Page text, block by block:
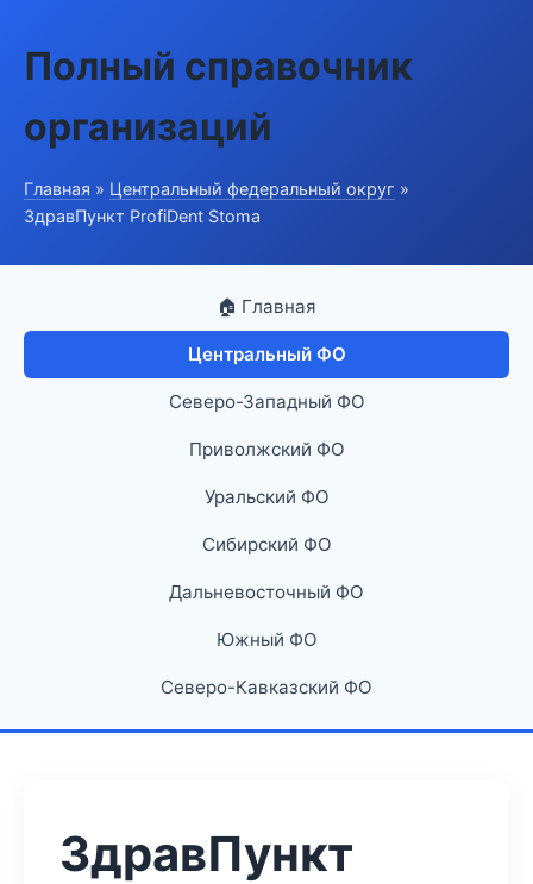
Полный справочник
организаций
Главная » Центральный федеральный округ »
ЗдравПункт ProfiDent Stoma
🏠 Главная
Центральный ФО
Северо-Западный ФО
Приволжский ФО
Уральский ФО
Сибирский ФО
Дальневосточный ФО
Южный ФО
Северо-Кавказский ФО
ЗдравПункт